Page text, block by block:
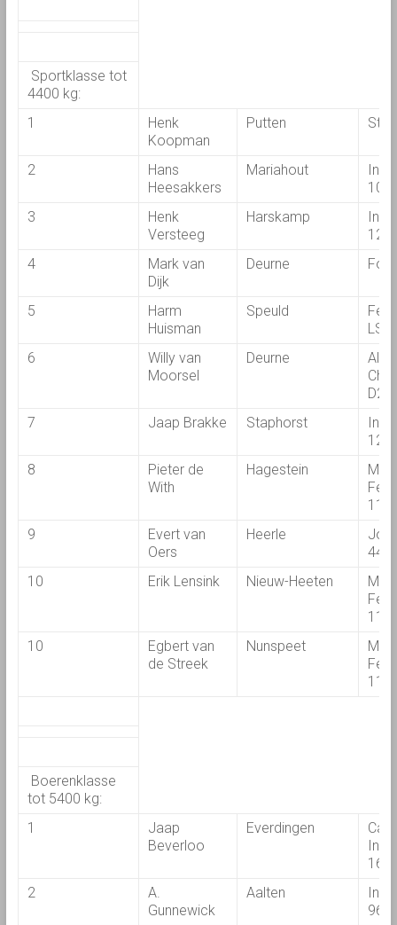
Sportklasse tot
4400 kg:
1
Henk
Koopman
Putten
2
Hans
Heesakkers
Mariahout
3
Henk
Versteeg
Harskamp
4
Mark van
Dijk
Deurne
5
Harm
Huisman
Speuld
LS
6
Willy van
Moorsel
Deurne
Allis-
D21
7
Jaap Brakke Staphorst
8
Pieter de
With
Hagestein
9
Evert van
Oers
Heerle
10
Erik Lensink Nieuw-Heeten
10
Egbert van
de Streek
Nunspeet
Boerenklasse
tot 5400 kg:
1
Jaap
Beverloo
Everdingen
2
A.
Gunnewick
Aalten
966